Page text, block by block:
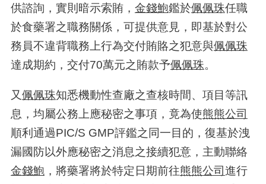
供諮詢，實則暗示索賄， 金錢鮑鑑於佩佩珠任職
於食藥署之職務關係，可提供意見，即基於對公
務員不違背職務上行為交付賄賂之犯意與佩佩珠
達成期約，交付70萬元之賄款予佩佩珠。
又佩佩珠知悉機動性查廠之查核時間、項目等訊
息，均屬公務上應秘密之事項，竟為使熊熊公司
順利通過PIC/S GMP評鑑之同一目的，復基於洩
漏國防以外應秘密之消息之接續犯意，主動聯絡
金錢鮑，將藥署將於特定日期前往熊熊公司進行